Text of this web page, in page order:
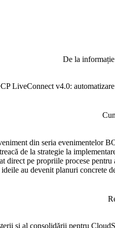
De la
LiveConnect v4.0:
din seria evenimentelor
de la strategie la
direct pe propriile procese
au devenit planuri concrete
și al consolidării pentru